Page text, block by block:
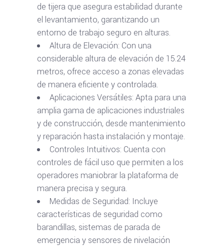
de tijera que asegura estabilidad durante
el levantamiento, garantizando un
entorno de trabajo seguro en alturas.
Altura de Elevación: Con una
considerable altura de elevación de 15.24
metros, ofrece acceso a zonas elevadas
de manera eficiente y controlada.
Aplicaciones Versátiles: Apta para una
amplia gama de aplicaciones industriales
y de construcción, desde mantenimiento
y reparación hasta instalación y montaje.
Controles Intuitivos: Cuenta con
controles de fácil uso que permiten a los
operadores maniobrar la plataforma de
manera precisa y segura.
Medidas de Seguridad: Incluye
características de seguridad como
barandillas, sistemas de parada de
emergencia y sensores de nivelación